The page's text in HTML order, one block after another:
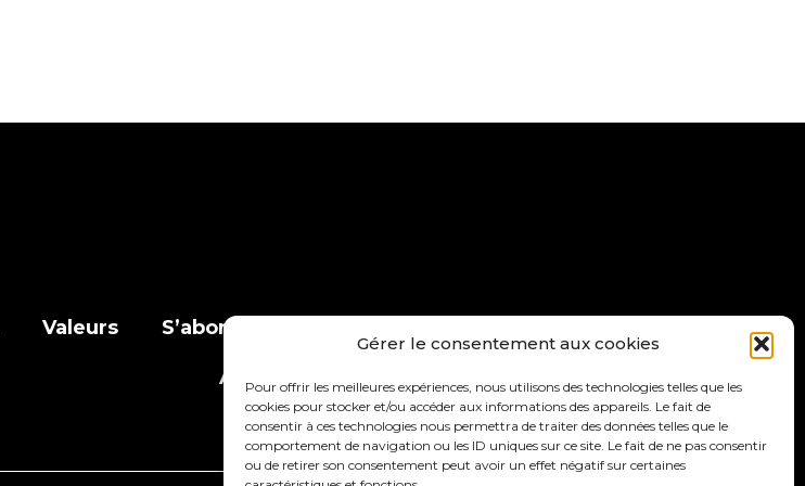
Gérer le consentement aux cookies
Pour offrir les meilleures expériences, nous utilisons des technologies telles que les
cookies pour stocker et/ou accéder aux informations des appareils. Le fait de
consentir à ces technologies nous permettra de traiter des données telles que le
comportement de navigation ou les ID uniques sur ce site. Le fait de ne pas consentir
ou de retirer son consentement peut avoir un effet négatif sur certaines
Valeurs S’abonner à la lettre d’info
Adhérer